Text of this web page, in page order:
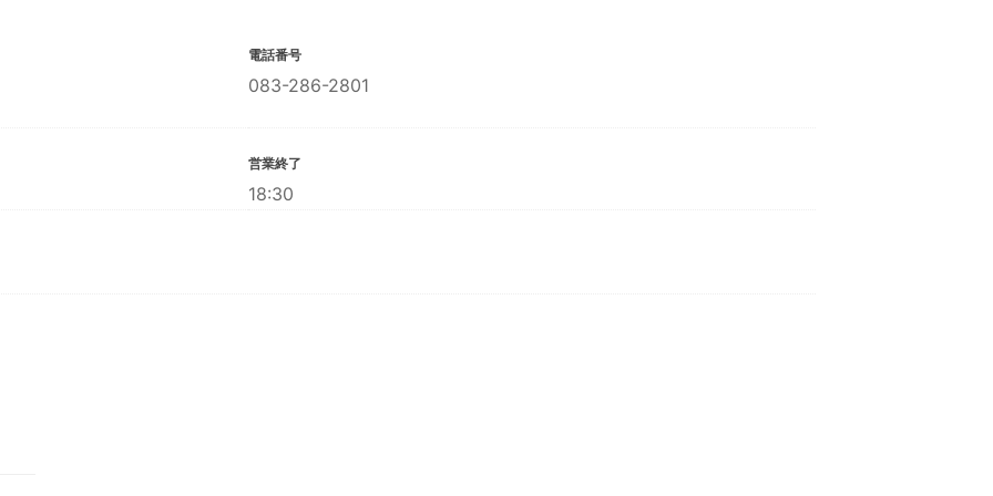
電話番号
083-286-2801
営業終了
18:30